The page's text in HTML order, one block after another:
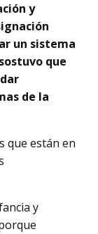
y
un sistema
que
de la
que están en
y